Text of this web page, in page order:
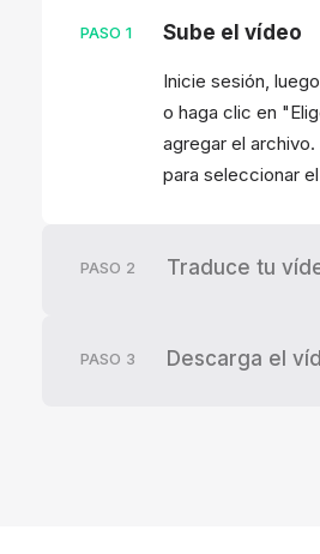
PASO 1 Sube el vídeo
Inicie sesión,
o haga clic en
agregar el
para seleccionar
PASO 2 Traduce tu
PASO 3 Descarga el